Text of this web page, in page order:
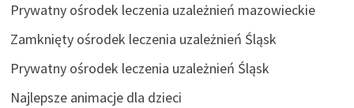
Prywatny ośrodek leczenia uzależnień mazowieckie
Zamknięty ośrodek leczenia uzależnień Śląsk
Prywatny ośrodek leczenia uzależnień Śląsk
Najlepsze animacje dla dzieci